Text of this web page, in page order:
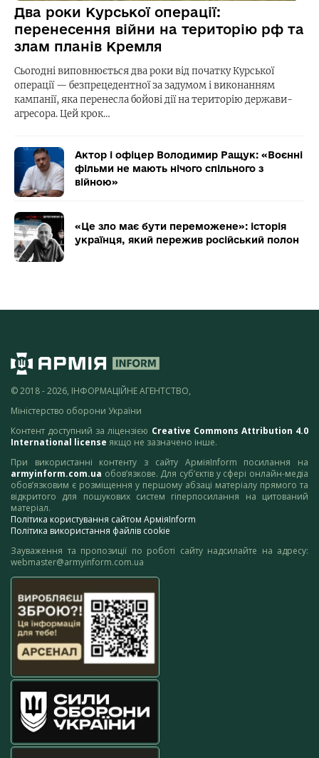
Два роки Курської операції:
перенесення війни на територію рф та
злам планів Кремля
Сьогодні виповнюється два роки від початку Курської
операції — безпрецедентної за задумом і виконанням
кампанії, яка перенесла бойові дії на територію держави-
агресора. Цей крок…
Актор і офіцер Володимир Ращук: «Воєнні
фільми не мають нічого спільного з
війною»
«Це зло має бути переможене»: історія
українця, який пережив російський полон
© 2018 - 2026, ІНФОРМАЦІЙНЕ АГЕНТСТВО,
Міністерство оборони України
Контент доступний за ліцензією Creative Commons Attribution 4.0
International license якщо не зазначено інше.
При використанні контенту з сайту АрміяInform посилання на
armyinform.com.ua обов’язкове. Для суб’єктів у сфері онлайн-медіа
обов’язковим є розміщення у першому абзаці матеріалу прямого та
відкритого для пошукових систем гіперпосилання на цитований
матеріал.
Політика користування сайтом АрміяInform
Політика використання файлів cookie
Зауваження та пропозиції по роботі сайту надсилайте на адресу:
webmaster@armyinform.com.ua